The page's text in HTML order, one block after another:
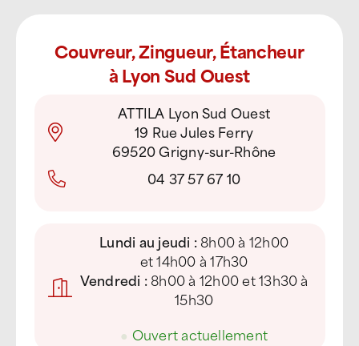
Couvreur, Zingueur, Étancheur
à Lyon Sud Ouest
ATTILA Lyon Sud Ouest
19 Rue Jules Ferry
69520 Grigny-sur-Rhône
04 37 57 67 10
Lundi au jeudi :8h00 à 12h00
et 14h00 à 17h30
Vendredi :8h00 à 12h00 et 13h30 à
15h30
● Ouvert actuellement